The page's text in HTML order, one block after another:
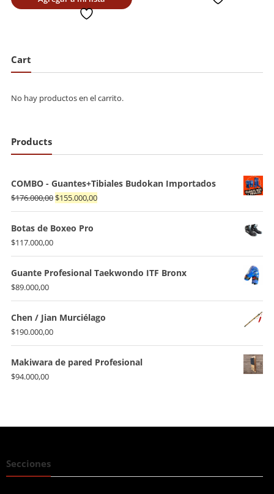
actual
Cart
No hay productos en el carrito.
Products
COMBO - Guantes+Tibiales Budokan Importados
$176.000,00El
precio
original
$176.000,00.
$155.000,00El
precio
$155.000,00.
Botas de Boxeo Pro
$117.000,00
Guante Profesional Taekwondo ITF Bronx
$89.000,00
Chen / Jian Murciélago
$190.000,00
Makiwara de pared Profesional
$94.000,00
Secciones